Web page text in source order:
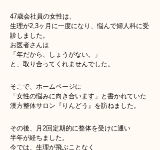
47歳会社員の女性は、
生理が2,3ヶ月に一度になり、悩んで婦人科に受
診しました。
お医者さんは
「年だから、しょうがない。」
と、取り合ってくれませんでした。
そこで、ホームページに
「女性の悩みに向き合います」と書かれていた
漢方整体サロン『りんどう』を訪ねました。
その後、月2回定期的に整体を受けに通い
半年が経ちました。
今では、生理が飛ぶことなく